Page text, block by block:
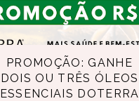
PROMOÇÃO: GANHE
DOIS OU TRÊS ÓLEOS
ESSENCIAIS DOTERRA